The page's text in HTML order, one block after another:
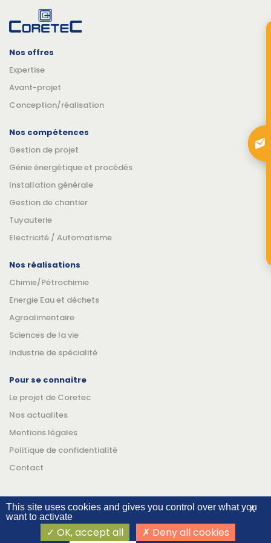
Nos offres
Expertise
Avant-projet
Conception/réalisation
Nos compétences
Gestion de projet
Génie énergétique et procédés
Installation générale
Gestion de chantier
Tuyauterie
Electricité / Automatisme
Nos réalisations
Chimie/Pétrochimie
Energie Eau et déchets
Agroalimentaire
Sciences de la vie
Industrie de spécialité
Pour se connaitre
Le projet de Coretec
Nos actualites
Mentions légales
Politique de confidentialité
Contact
Suivez-nous
©Coretec 2026
X
This site uses cookies and gives you control over what you
want to activate
OK, accept all Deny all cookies